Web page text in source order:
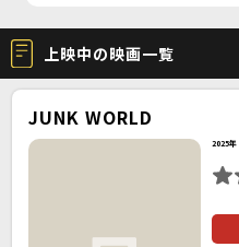
上映中の映画一覧
JUNK WORLD
2025年